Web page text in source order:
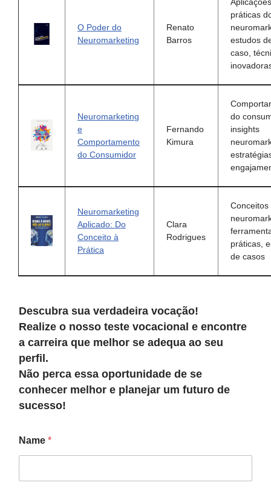
O Poder do
Neuromarketing
Renato
Barros
Aplicações
práticas
estudos
caso,
Neuromarketing
e
Comportamento
do Consumidor
Fernando
Kimura
do
insights
Neuromarketing
Aplicado: Do
Conceito à
Prática
Clara
Rodrigues
Conceitos
práticas,
de casos
Descubra sua verdadeira vocação!
Realize o nosso teste vocacional e encontre
a carreira que melhor se adequa ao seu
perfil.
Não perca essa oportunidade de se
conhecer melhor e planejar um futuro de
sucesso!
Name *